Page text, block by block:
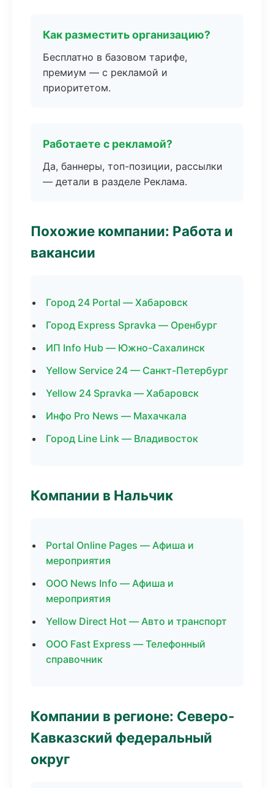
Как разместить организацию?
Бесплатно в базовом тарифе,
премиум — с рекламой и
приоритетом.
Работаете с рекламой?
Да, баннеры, топ-позиции, рассылки
— детали в разделе Реклама.
Похожие компании: Работа и
вакансии
Город 24 Portal — Хабаровск
Город Express Spravka — Оренбург
ИП Info Hub — Южно-Сахалинск
Yellow Service 24 — Санкт-Петербург
Yellow 24 Spravka — Хабаровск
Инфо Pro News — Махачкала
Город Line Link — Владивосток
Компании в Нальчик
Portal Online Pages — Афиша и
мероприятия
ООО News Info — Афиша и
мероприятия
Yellow Direct Hot — Авто и транспорт
ООО Fast Express — Телефонный
справочник
Компании в регионе: Северо-
Кавказский федеральный
округ